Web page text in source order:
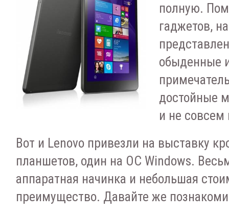
полную.
гаджетов,
обыденные
достойные
и не совсем
Вот и Lenovo привезли на выставку
планшетов, один на ОС Windows.
аппаратная начинка и небольшая
преимущество. Давайте же